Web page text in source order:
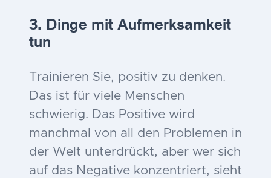
3. Dinge mit Aufmerksamkeit
tun
Trainieren Sie, positiv zu denken.
Das ist für viele Menschen
schwierig. Das Positive wird
manchmal von all den Problemen in
der Welt unterdrückt, aber wer sich
auf das Negative konzentriert, sieht